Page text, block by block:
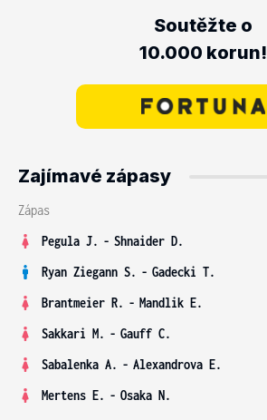
Soutěžte o
10.000 korun!
Zajímavé zápasy
Zápas
Pegula J. - Shnaider D.
Ryan Ziegann S. - Gadecki T.
Brantmeier R. - Mandlik E.
Sakkari M. - Gauff C.
Sabalenka A. - Alexandrova E.
Mertens E. - Osaka N.